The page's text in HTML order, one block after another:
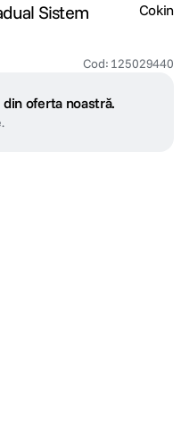
Sistem
Cod: 125029440
Cokin
oferta noastră.